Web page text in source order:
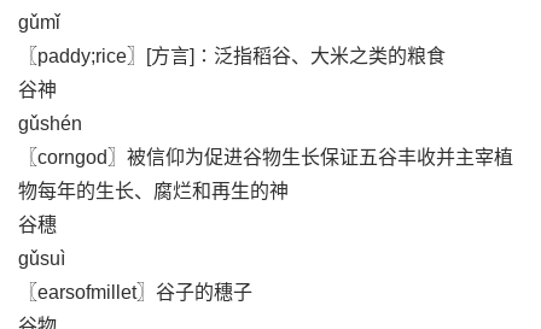
gǔmǐ
〖paddy;rice〗[方言]∶泛指稻谷、大米之类的粮食
谷神
gǔshén
〖corngod〗被信仰为促进谷物生长保证五谷丰收并主宰植
物每年的生长、腐烂和再生的神
谷穗
gǔsuì
〖earsofmillet〗谷子的穗子